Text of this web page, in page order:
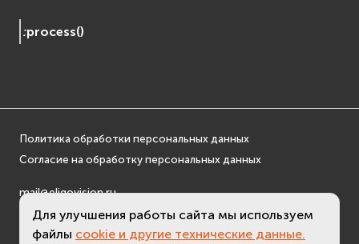
:process()
Политика обработки персональных данных
Согласие на обработку персональных данных
mail@eligovision.ru
+7 (495) 740 08 16
© ООО "ЭлигоВижн", 2005-2026
Для улучшения работы сайта мы используем
файлы cookie и другие технические данные.